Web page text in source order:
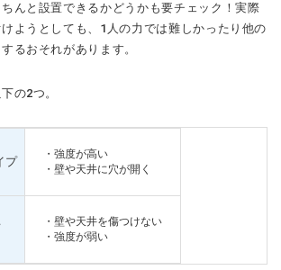
んと設置できるかどうかも要チェック！実際
ようとしても、1人の力では難しかったり他の
るおそれがあります。
の2つ。
プ
・強度が高い
・壁や天井に穴が開く
・壁や天井を傷つけない
・強度が弱い